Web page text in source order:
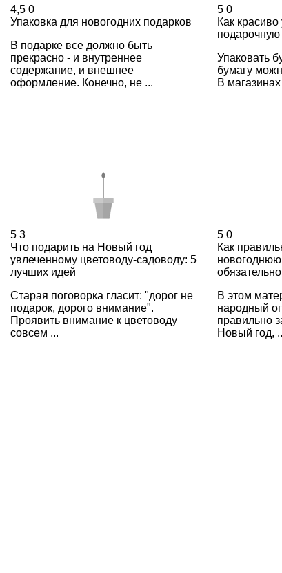
4,5 0
Упаковка для новогодних подарков
В подарке все должно быть
прекрасно - и внутреннее
содержание, и внешнее
оформление. Конечно, не ...
5 0
Как
Упаковать
бумагу
В
5 3
Что подарить на Новый год
увлеченному цветоводу-садоводу: 5
лучших идей
Старая поговорка гласит: "дорог не
подарок, дорого внимание".
Проявить внимание к цветоводу
совсем ...
5 0
Как
В этом
народный
правильно
Новый год,